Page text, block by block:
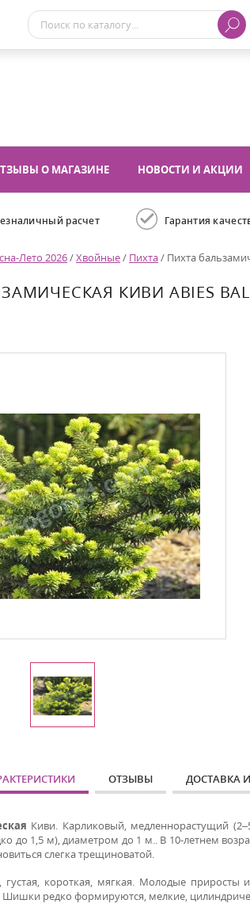
О МАГАЗИНЕ НОВОСТИ И АКЦИИ
расчет Гарантия
Лето 2026/Хвойные/ Пихта/ Пихта
КИВИ ABIES
ОТЗЫВЫ ДОСТАВКА
Киви. Карликовый, медленнорастущий
до 1,5 м), диаметром до 1 м.. В 10-летнем
слегка трещиноватой.
густая, короткая, мягкая. Молодые
редко формируются, мелкие,